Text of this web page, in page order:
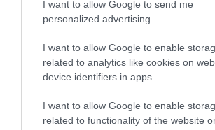
I want to allow Google to send me
personalized advertising.
I want to allow Google to enable
related to analytics like cookies on
device identifiers in apps.
I want to allow Google to enable
related to functionality of the website
PRONEWS.GR /ΑΛΛΑ ΚΟΜΜΑΤΑ
Γιάννης Λαγός για
Π.Φύσσα: «Δεν παρακίνησα
κανέναν να κάνει τον
στη νύχτα…»